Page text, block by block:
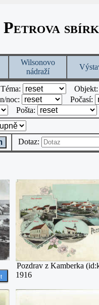
Petrova
Wilsonovo
nádraží
Téma:
noc:
Počasí:
Pošta:
Dotaz:
Pozdrav z Kamberka
1916